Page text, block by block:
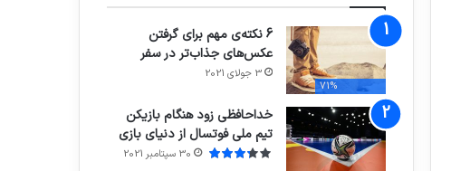
71%
6 نکته‌ی مهم برای گرفتن
عکس‌های جذاب‌تر در سفر
3 جولای 2021
خداحافظی زود هنگام بازیکن
تیم ملی فوتسال از دنیای بازی
30 سپتامبر 2021